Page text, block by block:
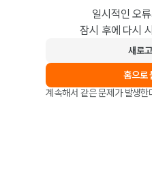
일시적인 오
잠시 후에 다시
새로
홈으로
계속해서 같은 문제가 발생한